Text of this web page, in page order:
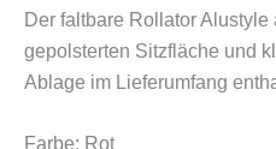
Der faltbare Rollator
gepolsterten Sitzfläche und
Ablage im Lieferumfang
Farbe: Rot